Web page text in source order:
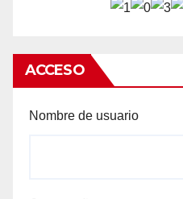
ACCESO
Nombre de usuario